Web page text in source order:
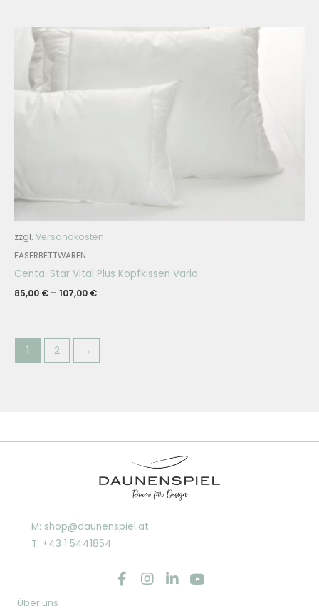
zzgl. Versandkosten
FASERBETTWAREN
Centa-Star Vital Plus Kopfkissen Vario
85,00 € – 107,00 €
1 2 →
M: shop@daunenspiel.at
T: +43 1 5441854
Über uns